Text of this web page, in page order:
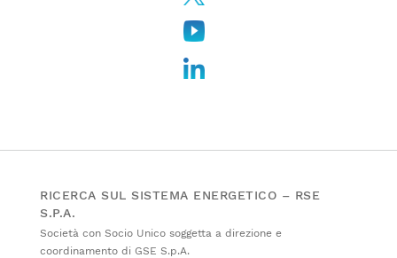
RICERCA SUL SISTEMA ENERGETICO – RSE
S.P.A.
Società con Socio Unico soggetta a direzione e
coordinamento di GSE S.p.A.